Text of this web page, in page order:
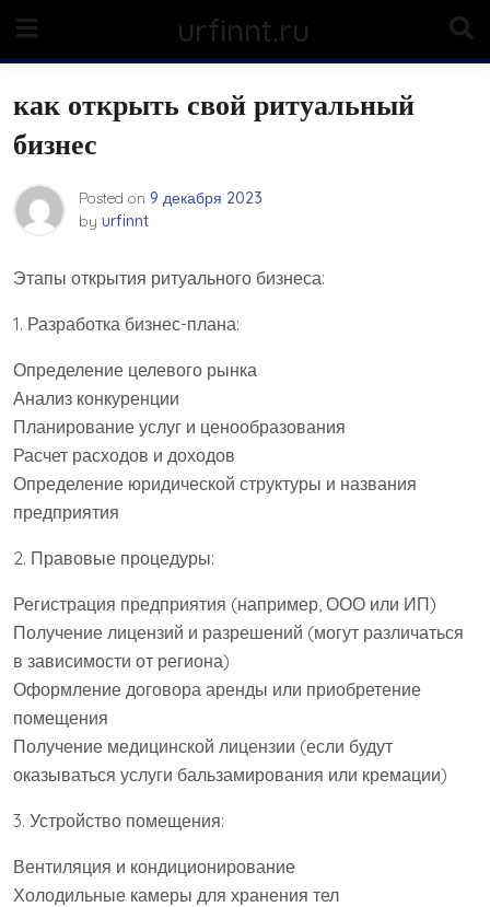
content
urfinnt.ru
как открыть свой ритуальный
бизнес
Posted on 9 декабря 2023
by urfinnt
Этапы открытия ритуального бизнеса:
1. Разработка бизнес-плана:
Определение целевого рынка
Анализ конкуренции
Планирование услуг и ценообразования
Расчет расходов и доходов
Определение юридической структуры и названия
предприятия
2. Правовые процедуры:
Регистрация предприятия (например, ООО или ИП)
Получение лицензий и разрешений (могут различаться
в зависимости от региона)
Оформление договора аренды или приобретение
помещения
Получение медицинской лицензии (если будут
оказываться услуги бальзамирования или кремации)
3. Устройство помещения:
Вентиляция и кондиционирование
Холодильные камеры для хранения тел